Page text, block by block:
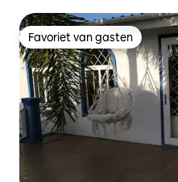
Favoriet van gasten
Favoriet van gasten